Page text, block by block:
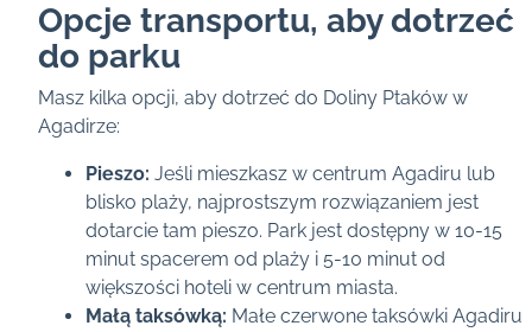
Opcje transportu, aby dotrzeć
do parku
Masz kilka opcji, aby dotrzeć do Doliny Ptaków w
Agadirze:
Pieszo: Jeśli mieszkasz w centrum Agadiru lub
blisko plaży, najprostszym rozwiązaniem jest
dotarcie tam pieszo. Park jest dostępny w 10-15
minut spacerem od plaży i 5-10 minut od
większości hoteli w centrum miasta.
Małą taksówką: Małe czerwone taksówki Agadiru